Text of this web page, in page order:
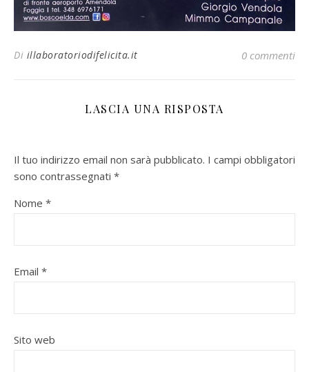
Di illaboratoriodifelicita.it 0 commenti
LASCIA UNA RISPOSTA
Il tuo indirizzo email non sarà pubblicato. I campi obbligatori
sono contrassegnati *
Nome *
Email *
Sito web